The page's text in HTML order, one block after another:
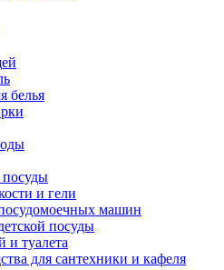
белья
и гели
машин
посуды
и туалета
для сантехники и кафеля